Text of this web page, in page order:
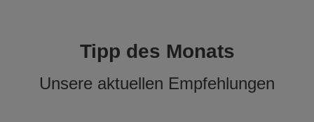
Tipp des Monats
Unsere aktuellen Empfehlungen